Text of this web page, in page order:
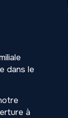
dans le
à